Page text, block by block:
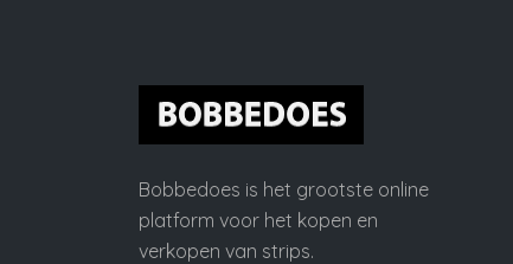
Bobbedoes is het grootste online
platform voor het kopen en
verkopen van strips.